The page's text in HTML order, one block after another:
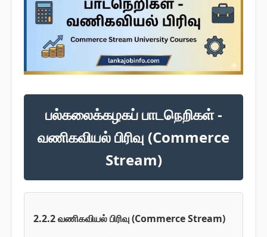
பல்கலைக்கழகப் பாடநெறிகள் -
வணிகவியல் பிரிவு (Commerce
Stream)
2.2.2 வணிகவியல் பிரிவு (Commerce Stream)